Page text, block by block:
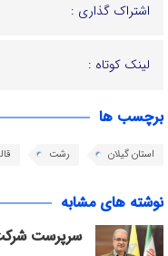
اشتراک گذاری :
لینک کوتاه :
برچسب ها
استان گیلان رشت
نوشته های مشابه
سرپرست